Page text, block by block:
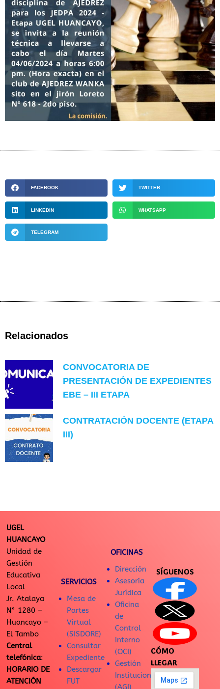
FACEBOOK TWITTER
LINKEDIN WHATSAPP
TELEGRAM
Relacionados
CONVOCATORIA DE
PRESENTACIÓN DE EXPEDIENTES
EBE – III ETAPA
CONTRATACIÓN DOCENTE (ETAPA
III)
UGEL
HUANCAYO
Unidad de
Gestión
Educativa
Local
Jr. Atalaya
N° 1280 –
Huancayo –
El Tambo
Central
telefónica:
HORARIO DE
ATENCIÓN
SERVICIOS
Mesa de
Partes
Virtual
(SISDORE)
Consultar
Expediente
Descargar
FUT
OFICINAS
Dirección
Asesoría
Jurídica
Oficina
de
Control
Interno
(OCI)
Gestión
Institucional
(AGI)
SÍGUENOS
CÓMO
LLEGAR